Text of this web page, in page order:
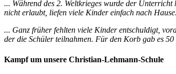
... Während des 2. Weltkrieges wurde der
nicht erlaubt, liefen viele Kinder einfach nach Hause.
... Ganz früher fehlten viele Kinder entschuldigt,
der die Schüler teilnahmen. Für den Korb gab es
Kampf um unsere Christian-Lehmann-Schule